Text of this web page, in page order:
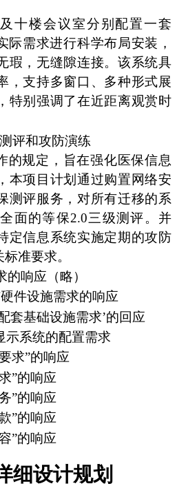
十楼会议室分别配置一套
际需求进行科学布局安装，
瑕，无缝隙连接。该系统具
，支持多窗口、多种形式展
特别强调了在近距离观赏时
评和攻防演练
的规定，旨在强化医保信息
本项目计划通过购置网络安
测评服务，对所有迁移的系
面的等保2.0三级测评。并
定信息系统实施定期的攻防
准要求。
的响应（略）
件设施需求的响应
套基础设施需求’的回应
示系统的配置需求
求”的响应
”的响应
”的响应
”的响应
”的响应
细设计规划